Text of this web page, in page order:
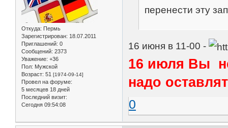
Откуда: Пермь
Зарегистрирован: 18.07.2011
Приглашений: 0
Сообщений: 2373
Уважение: +36
Пол: Мужской
Возраст: 51 [1974-09-14]
Провел на форуме:
5 месяцев 18 дней
Последний визит:
Сегодня 09:54:08
перенести эту
16 июня в 11-00 -
16 июля Вы
надо
0